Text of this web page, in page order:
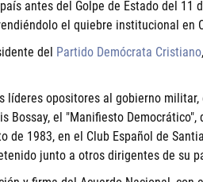
antes del Golpe de Estado del 11
el quiebre institucional en
del Partido Demócrata Cristiano
líderes opositores al gobierno
Bossay, el "Manifiesto
1983, en el Club Español de
junto a otros dirigentes de su